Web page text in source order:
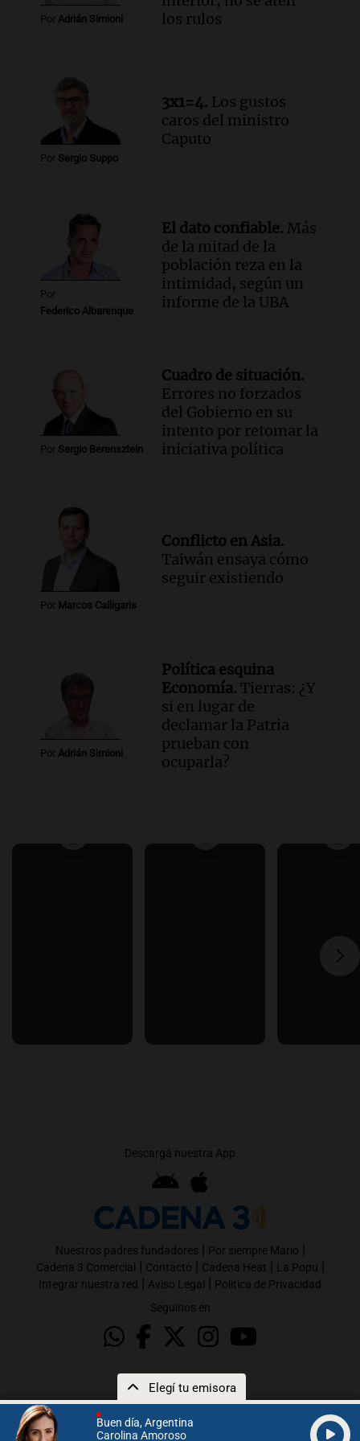
Buen día, Argentina
Carolina Amoroso
Elegí tu emisora
Audio.Luciano Cáceres llega a Córdoba a
presentar “Paraíso”, una obra que
Episodios
Por Adrián Simioni
los rulos
Por Sergio Suppo
3x1=4. Los gustos
caros del ministro
Caputo
Por
Federico Albarenque
El dato confiable. Más
de la mitad de la
población reza en la
intimidad, según un
informe de la UBA
Por Sergio Berensztein
Cuadro de situación.
Errores no forzados
del Gobierno en su
intento por retomar la
iniciativa política
Por Marcos Calligaris
Conflicto en Asia.
Taiwán ensaya cómo
seguir existiendo
Por Adrián Simioni
Política esquina
Economía. Tierras: ¿Y
si en lugar de
declamar la Patria
prueban con
ocuparla?
Descargá nuestra App
Nuestros padres fundadores | Por siempre Mario |
Cadena 3 Comercial | Contacto | Cadena Heat | La Popu |
Integrar nuestra red | Aviso Legal | Política de Privacidad
Seguinos en